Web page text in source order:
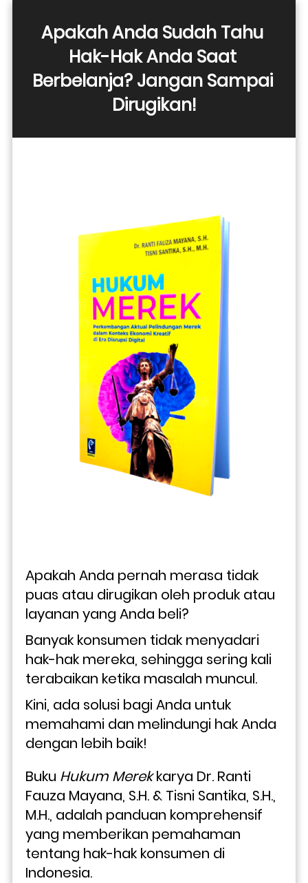
Apakah Anda Sudah Tahu
Hak-Hak Anda Saat
Berbelanja? Jangan Sampai
Dirugikan!
Apakah Anda pernah merasa tidak
puas atau dirugikan oleh produk atau
layanan yang Anda beli?
Banyak konsumen tidak menyadari
hak-hak mereka, sehingga sering kali
terabaikan ketika masalah muncul.
Kini, ada solusi bagi Anda untuk
memahami dan melindungi hak Anda
dengan lebih baik!
Buku Hukum Merek karya Dr. Ranti
Fauza Mayana, S.H. & Tisni Santika, S.H.,
M.H., adalah panduan komprehensif
yang memberikan pemahaman
tentang hak-hak konsumen di
Indonesia.